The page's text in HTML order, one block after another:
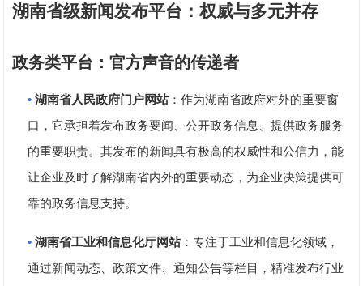
湖南省级新闻发布平台：权威与多元并存
政务类平台：官方声音的传递者
•湖南省人民政府门户网站：作为湖南省政府对外的重要窗
口，它承担着发布政务要闻、公开政务信息、提供政务服务
的重要职责。其发布的新闻具有极高的权威性和公信力，能
让企业及时了解湖南省内外的重要动态，为企业决策提供可
靠的政务信息支持。
•湖南省工业和信息化厅网站：专注于工业和信息化领域，
通过新闻动态、政策文件、通知公告等栏目，精准发布行业